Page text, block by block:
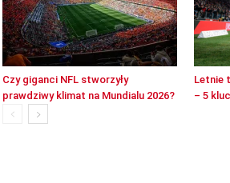
Czy giganci NFL stworzyły
prawdziwy klimat na Mundialu 2026?
Letnie
– 5